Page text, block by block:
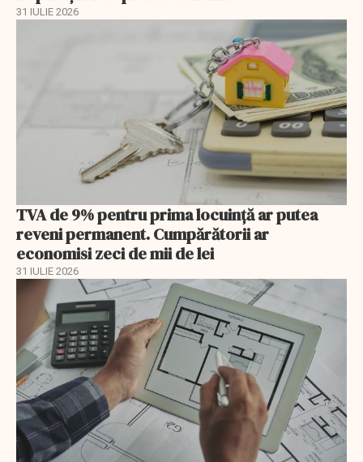
31 IULIE 2026
TVA de 9% pentru prima locuință ar putea
reveni permanent. Cumpărătorii ar
economisi zeci de mii de lei
31 IULIE 2026